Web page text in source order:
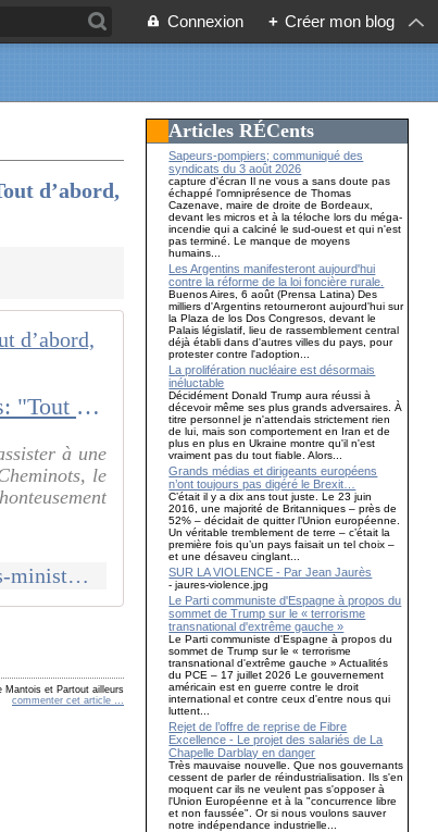
Connexion + Créer mon blog
d’abord,
Jean-Baptiste Djebarri, sous-ministre aux Transports, à la CGT-Cheminots: "Tout d’abord, la situation conflictuelle que vous évoquez n’est pas le fait du Gouvernement"
à une
le
http://www.le-blog-de-roger-colombier.com/2020/01/jean-baptiste-djebarri-sous-ministre-aux-transports-a-la-cgt-cheminots-tout-d-abord-la-situation-conflictuelle-que-vous-evoquez-n-es
Mantois et Partout ailleurs
commenter cet article …
Articles RÉCents
Sapeurs-pompiers; communiqué des
syndicats du 3 août 2026
capture d'écran Il ne vous a sans doute pas
échappé l'omniprésence de Thomas
Cazenave, maire de droite de Bordeaux,
devant les micros et à la téloche lors du méga-
incendie qui a calciné le sud-ouest et qui n'est
pas terminé. Le manque de moyens
humains...
Les Argentins manifesteront aujourd'hui
contre la réforme de la loi foncière rurale.
Buenos Aires, 6 août (Prensa Latina) Des
milliers d'Argentins retourneront aujourd'hui sur
la Plaza de los Dos Congresos, devant le
Palais législatif, lieu de rassemblement central
déjà établi dans d'autres villes du pays, pour
protester contre l'adoption...
La prolifération nucléaire est désormais
inéluctable
Décidément Donald Trump aura réussi à
décevoir même ses plus grands adversaires. À
titre personnel je n'attendais strictement rien
de lui, mais son comportement en Iran et de
plus en plus en Ukraine montre qu'il n'est
vraiment pas du tout fiable. Alors...
Grands médias et dirigeants européens
n’ont toujours pas digéré le Brexit…
C’était il y a dix ans tout juste. Le 23 juin
2016, une majorité de Britanniques – près de
52% – décidait de quitter l’Union européenne.
Un véritable tremblement de terre – c’était la
première fois qu’un pays faisait un tel choix –
et une désaveu cinglant...
SUR LA VIOLENCE - Par Jean Jaurès
- jaures-violence.jpg
Le Parti communiste d'Espagne à propos du
sommet de Trump sur le « terrorisme
transnational d'extrême gauche »
Le Parti communiste d'Espagne à propos du
sommet de Trump sur le « terrorisme
transnational d'extrême gauche » Actualités
du PCE – 17 juillet 2026 Le gouvernement
américain est en guerre contre le droit
international et contre ceux d'entre nous qui
luttent...
Rejet de l’offre de reprise de Fibre
Excellence - Le projet des salariés de La
Chapelle Darblay en danger
Très mauvaise nouvelle. Que nos gouvernants
cessent de parler de réindustrialisation. Ils s'en
moquent car ils ne veulent pas s'opposer à
l'Union Européenne et à la "concurrence libre
et non faussée". Or si nous voulons sauver
notre indépendance industrielle...